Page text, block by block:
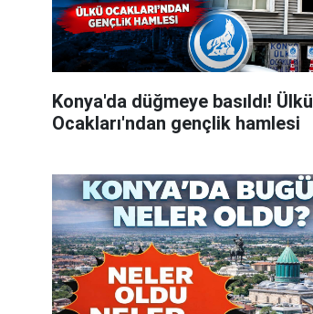
Konya'da düğmeye basıldı! Ülkü
Ocakları'ndan gençlik hamlesi